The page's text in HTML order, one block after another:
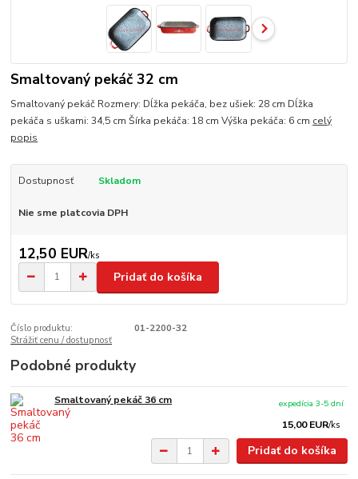
Smaltovaný pekáč 32 cm
Smaltovaný pekáč Rozmery: Dĺžka pekáča, bez ušiek: 28 cm Dĺžka
pekáča s uškami: 34,5 cm Šírka pekáča: 18 cm Výška pekáča: 6 cm celý
popis
Dostupnosť Skladom
Nie sme platcovia DPH
12,50 EUR/ks
Pridať do košíka
Číslo produktu:
01-2200-32
Strážiť cenu / dostupnosť
Podobné produkty
Smaltovaný pekáč 36 cm
15,00 EUR/ks
expedícia 3-5 dní
Pridať do košíka